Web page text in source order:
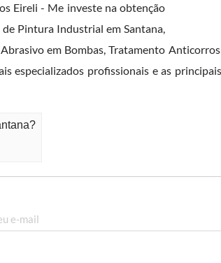
Eireli - Me investe na obtenção
Pintura Industrial em Santana,
em Bombas, Tratamento
especializados profissionais e as